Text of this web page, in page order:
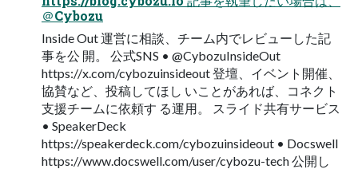
＠Cybozu
Inside Out 運営に相談、チーム内でレビューした記
事を公 開。 公式SNS • @CybozuInsideOut
https://x.com/cybozuinsideout 登壇、イベント開催、
協賛など、投稿してほし いことがあれば、コネクト
支援チームに依頼す る運用。 スライド共有サービス
• SpeakerDeck
https://speakerdeck.com/cybozuinsideout • Docswell
https://www.docswell.com/user/cybozu-tech 公開し